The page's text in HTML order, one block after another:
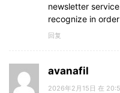
newsletter
recognize in
回复
avanafil
2026年2月15日 在